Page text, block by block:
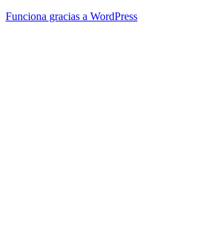
Funciona gracias a WordPress